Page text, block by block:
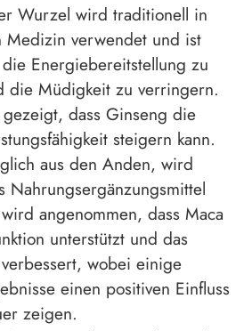
Wurzel wird traditionell in
Medizin verwendet und ist
Energiebereitstellung zu
die Müdigkeit zu verringern.
dass Ginseng die
steigern kann.
aus den Anden, wird
Nahrungsergänzungsmittel
angenommen, dass Maca
unterstützt und das
wobei einige
einen positiven Einfluss
zeigen.